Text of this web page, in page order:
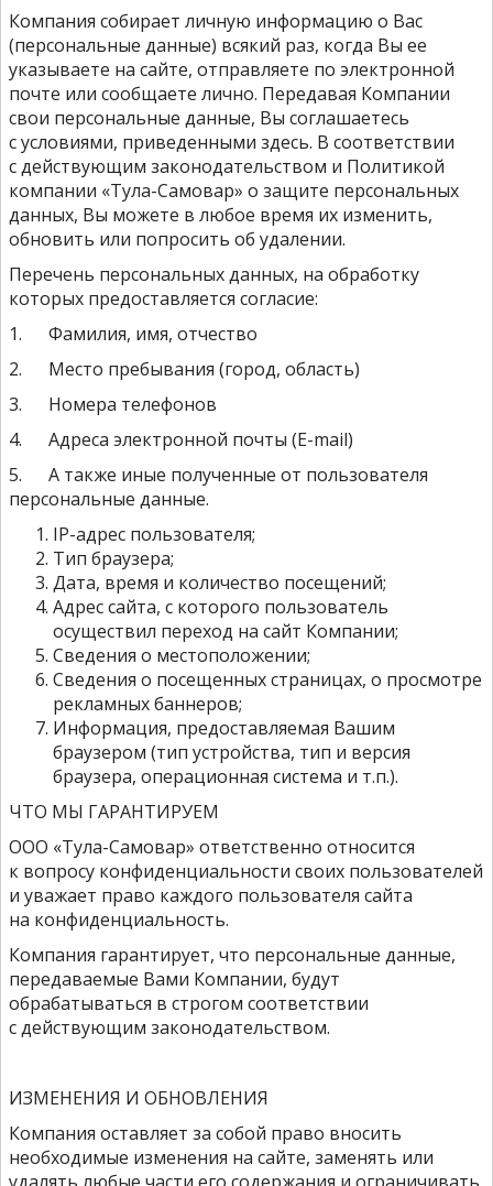
Компания собирает личную информацию о Вас
(персональные данные) всякий раз, когда Вы ее
указываете на сайте, отправляете по электронной
почте или сообщаете лично. Передавая Компании
свои персональные данные, Вы соглашаетесь
с условиями, приведенными здесь. В соответствии
с действующим законодательством и Политикой
компании «Тула-Самовар» о защите персональных
данных, Вы можете в любое время их изменить,
обновить или попросить об удалении.
Перечень персональных данных, на обработку
которых предоставляется согласие:
1. Фамилия, имя, отчество
2. Место пребывания (город, область)
3. Номера телефонов
4. Адреса электронной почты (E-mail)
5. А также иные полученные от пользователя
персональные данные.
IP-адрес пользователя;
Тип браузера;
Дата, время и количество посещений;
Адрес сайта, с которого пользователь
осуществил переход на сайт Компании;
Сведения о местоположении;
Сведения о посещенных страницах, о просмотре
рекламных баннеров;
Информация, предоставляемая Вашим
браузером (тип устройства, тип и версия
браузера, операционная система и т.п.).
ЧТО МЫ ГАРАНТИРУЕМ
ООО «Тула-Самовар» ответственно относится
к вопросу конфиденциальности своих пользователей
и уважает право каждого пользователя сайта
на конфиденциальность.
Компания гарантирует, что персональные данные,
передаваемые Вами Компании, будут
обрабатываться в строгом соответствии
с действующим законодательством.
ИЗМЕНЕНИЯ И ОБНОВЛЕНИЯ
Компания оставляет за собой право вносить
необходимые изменения на сайте, заменять или